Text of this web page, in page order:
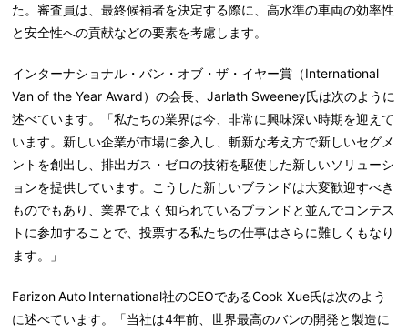
た。審査員は、最終候補者を決定する際に、高水準の車両の効率性
と安全性への貢献などの要素を考慮します。
インターナショナル・バン・オブ・ザ・イヤー賞（International
Van of the Year Award）の会長、Jarlath Sweeney氏は次のように
述べています。「私たちの業界は今、非常に興味深い時期を迎えて
います。新しい企業が市場に参入し、斬新な考え方で新しいセグメ
ントを創出し、排出ガス・ゼロの技術を駆使した新しいソリューシ
ョンを提供しています。こうした新しいブランドは大変歓迎すべき
ものでもあり、業界でよく知られているブランドと並んでコンテス
トに参加することで、投票する私たちの仕事はさらに難しくもなり
ます。」
Farizon Auto International社のCEOであるCook Xue氏は次のよう
に述べています。「当社は4年前、世界最高のバンの開発と製造に